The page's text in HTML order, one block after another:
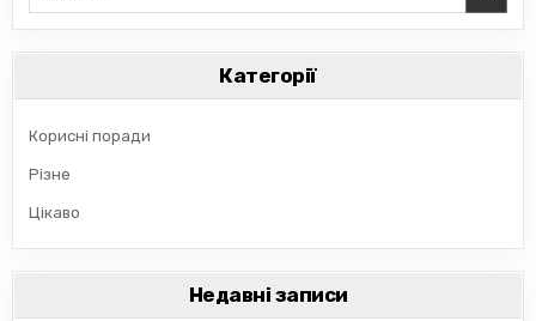
Категорії
Корисні поради
Різне
Цікаво
Недавні записи